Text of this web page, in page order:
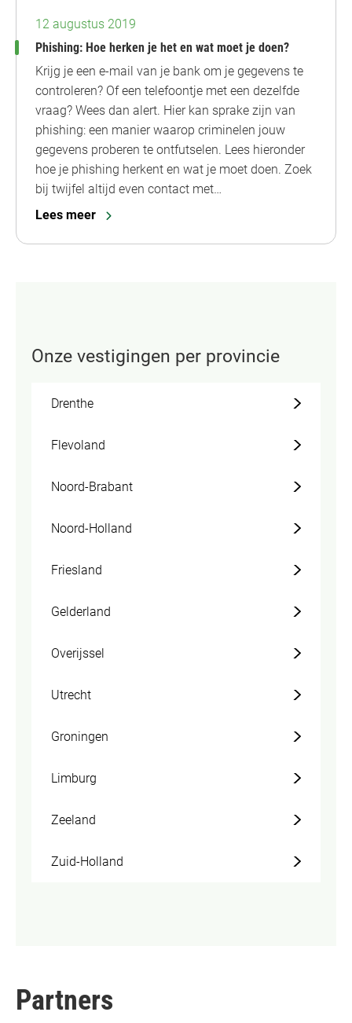
12 augustus 2019
Phishing: Hoe herken je het en wat moet je doen?
Krijg je een e-mail van je bank om je gegevens te
controleren? Of een telefoontje met een dezelfde
vraag? Wees dan alert. Hier kan sprake zijn van
phishing: een manier waarop criminelen jouw
gegevens proberen te ontfutselen. Lees hieronder
hoe je phishing herkent en wat je moet doen. Zoek
bij twijfel altijd even contact met…
Lees meer
Onze vestigingen per provincie
Drenthe
Flevoland
Noord-Brabant
Noord-Holland
Friesland
Gelderland
Overijssel
Utrecht
Groningen
Limburg
Zeeland
Zuid-Holland
Partners